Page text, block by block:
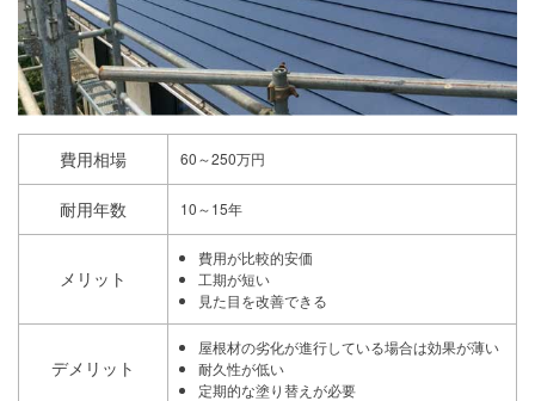
費用相場 60～250万円
耐用年数 10～15年
メリット
費用が比較的安価
工期が短い
見た目を改善できる
デメリット
屋根材の劣化が進行している場合は効果が薄い
耐久性が低い
定期的な塗り替えが必要